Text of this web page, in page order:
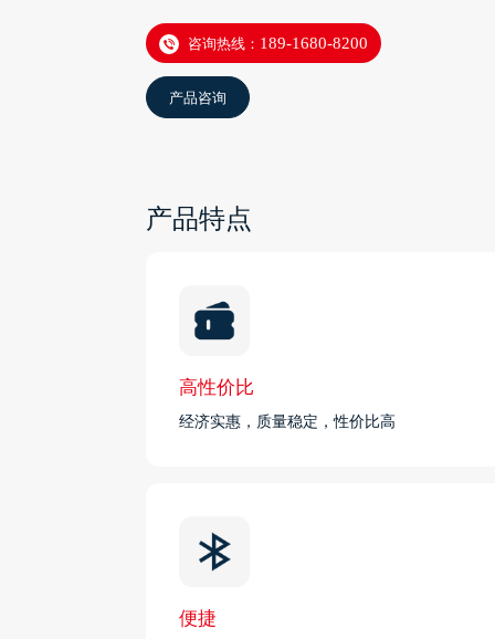
咨询热线： 189-1680-8200
产品咨询
产品特点
高性价比
经济实惠，质量稳定，性价比高
便捷